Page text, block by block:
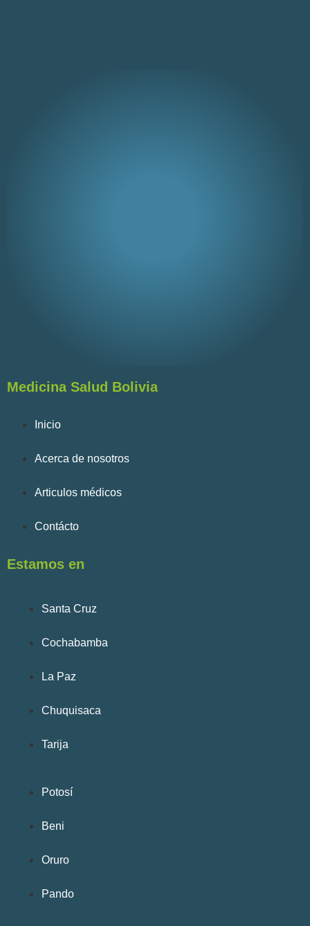
Medicina Salud Bolivia
Inicio
Acerca de nosotros
Articulos médicos
Contácto
Estamos en
Santa Cruz
Cochabamba
La Paz
Chuquisaca
Tarija
Potosí
Beni
Oruro
Pando